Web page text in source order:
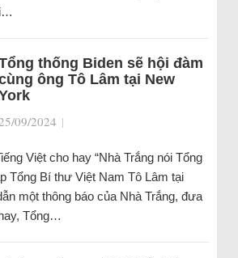
thống Biden sẽ hội đàm
ông Tô Lâm tại New
09/2024 |
Việt cho hay “Nhà Trắng nói Tổng
Tổng Bí thư Việt Nam Tô Lâm tại
một thông báo của Nhà Trắng, đưa
Tổng…